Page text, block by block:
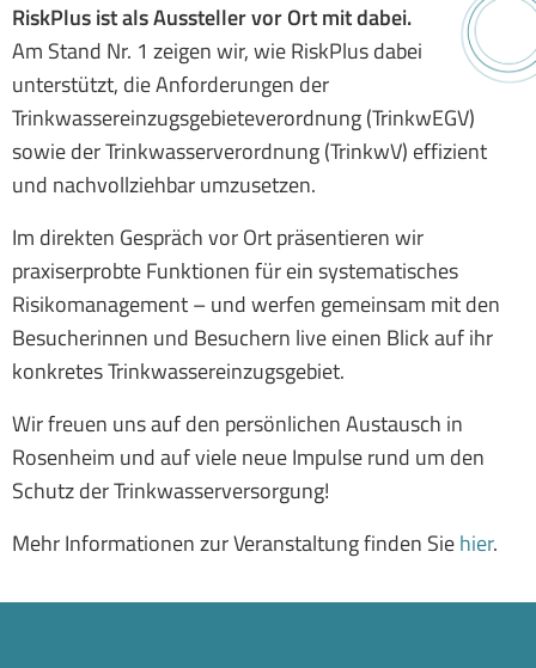
RiskPlus ist als Aussteller vor Ort mit dabei.
Am Stand Nr. 1 zeigen wir, wie RiskPlus dabei
unterstützt, die Anforderungen der
Trinkwassereinzugsgebieteverordnung (TrinkwEGV)
sowie der Trinkwasserverordnung (TrinkwV) effizient
und nachvollziehbar umzusetzen.
Im direkten Gespräch vor Ort präsentieren wir
praxiserprobte Funktionen für ein systematisches
Risikomanagement – und werfen gemeinsam mit den
Besucherinnen und Besuchern live einen Blick auf ihr
konkretes Trinkwassereinzugsgebiet.
Wir freuen uns auf den persönlichen Austausch in
Rosenheim und auf viele neue Impulse rund um den
Schutz der Trinkwasserversorgung!
Mehr Informationen zur Veranstaltung finden Siehier.